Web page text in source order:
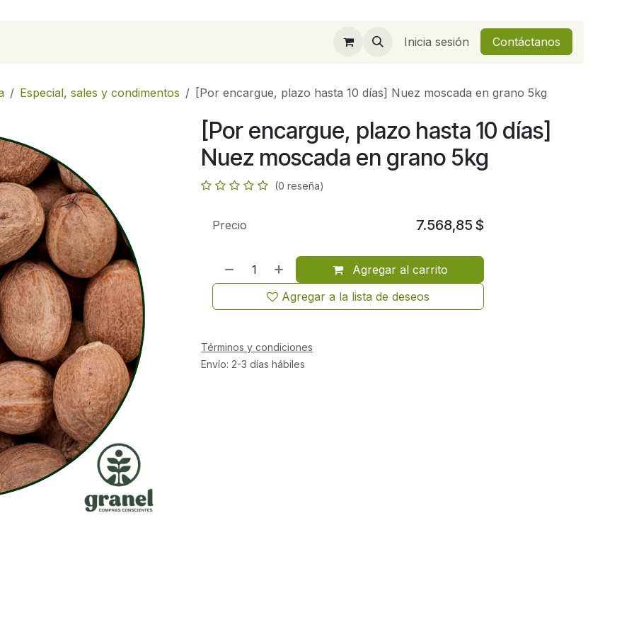
Inicia sesión Contáctanos
Especial, sales y condimentos [Por encargue, plazo hasta 10 días] Nuez moscada en grano 5kg
[Por encargue, plazo hasta 10 días]
Nuez moscada en grano 5kg
(0 reseña)
Agregar al carrito
Agregar a la lista de deseos
Precio 7.568,85 $
Términos y condiciones
Envío: 2-3 días hábiles